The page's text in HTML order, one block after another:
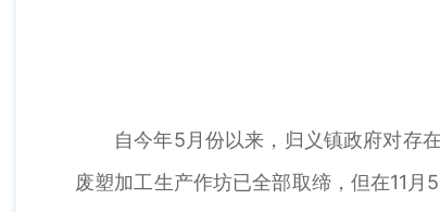
自今年5月份以来，归义镇政府对存
废塑加工生产作坊已全部取缔，但在11